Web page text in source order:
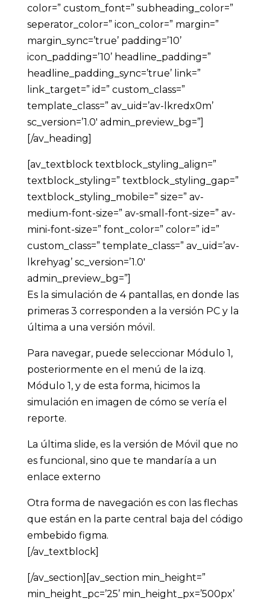
color=” custom_font=” subheading_color=”
seperator_color=” icon_color=” margin=”
margin_sync=’true’ padding=’10’
icon_padding=’10’ headline_padding=”
headline_padding_sync=’true’ link=”
link_target=” id=” custom_class=”
template_class=” av_uid=’av-lkredx0m’
sc_version=’1.0′ admin_preview_bg=”]
[/av_heading]
[av_textblock textblock_styling_align=”
textblock_styling=” textblock_styling_gap=”
textblock_styling_mobile=” size=” av-
medium-font-size=” av-small-font-size=” av-
mini-font-size=” font_color=” color=” id=”
custom_class=” template_class=” av_uid=’av-
lkrehyag’ sc_version=’1.0′
admin_preview_bg=”]
Es la simulación de 4 pantallas, en donde las
primeras 3 corresponden a la versión PC y la
última a una versión móvil.
Para navegar, puede seleccionar Módulo 1,
posteriormente en el menú de la izq.
Módulo 1, y de esta forma, hicimos la
simulación en imagen de cómo se vería el
reporte.
La última slide, es la versión de Móvil que no
es funcional, sino que te mandaría a un
enlace externo
Otra forma de navegación es con las flechas
que están en la parte central baja del código
embebido figma.
[/av_textblock]
[/av_section][av_section min_height=”
min_height_pc=’25’ min_height_px=’500px’